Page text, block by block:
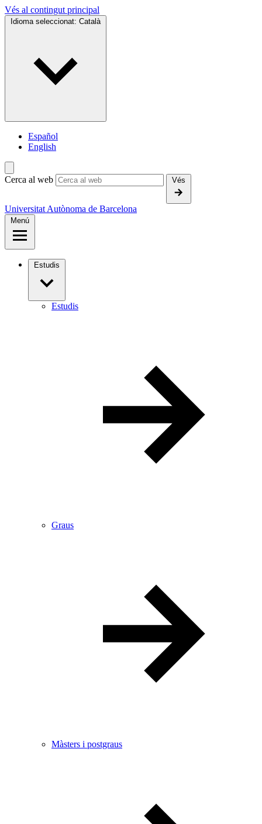
Vés al contingut principal
Idioma seleccionat: Català
Español
English
Cerca al web Vés
Universitat Autònoma de Barcelona
Menú
Estudis
Estudis
Graus
Màsters i postgraus